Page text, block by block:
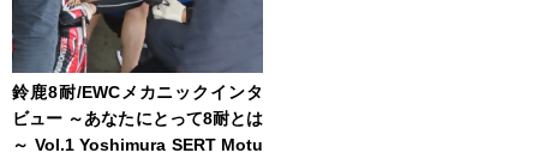
鈴鹿8耐/EWCメカニックインタ
ビュー ～あなたにとって8耐とは
～ Vol.1 Yoshimura SERT Motu